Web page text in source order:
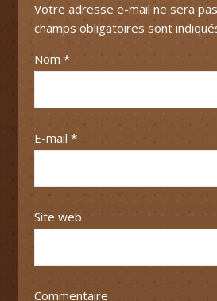
Votre adresse e-mail ne sera
champs obligatoires sont
Nom *
E-mail *
Site web
Commentaire